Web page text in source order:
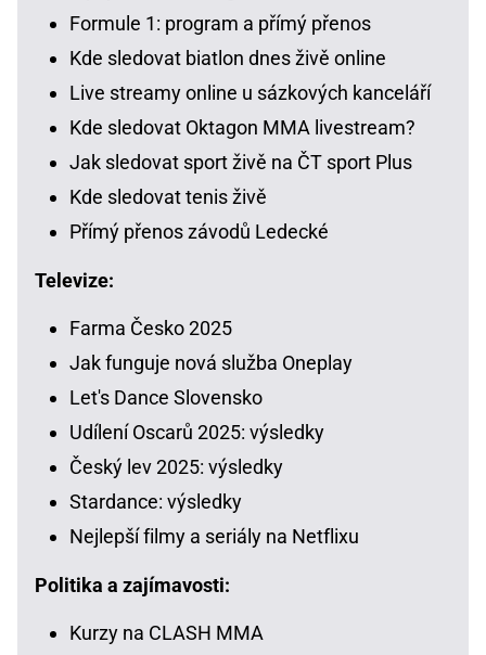
Formule 1: program a přímý přenos
Kde sledovat biatlon dnes živě online
Live streamy online u sázkových kanceláří
Kde sledovat Oktagon MMA livestream?
Jak sledovat sport živě na ČT sport Plus
Kde sledovat tenis živě
Přímý přenos závodů Ledecké
Televize:
Farma Česko 2025
Jak funguje nová služba Oneplay
Let's Dance Slovensko
Udílení Oscarů 2025: výsledky
Český lev 2025: výsledky
Stardance: výsledky
Nejlepší filmy a seriály na Netflixu
Politika a zajímavosti:
Kurzy na CLASH MMA